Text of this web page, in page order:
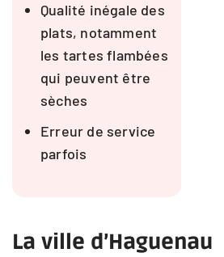
Qualité inégale des
plats, notamment
les tartes flambées
qui peuvent être
sèches
Erreur de service
parfois
La ville d’Haguenau